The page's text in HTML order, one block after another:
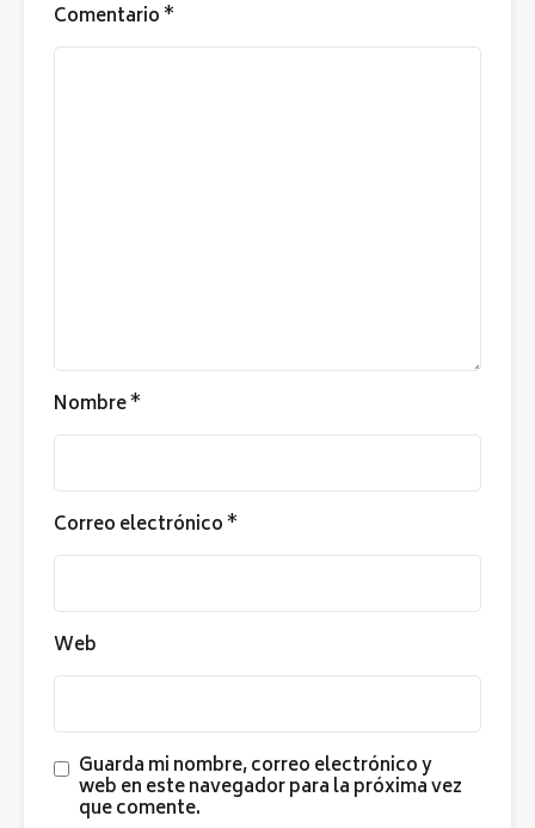
Comentario*
Nombre*
Correo electrónico*
Web
Guarda mi nombre, correo electrónico y
web en este navegador para la próxima vez
que comente.